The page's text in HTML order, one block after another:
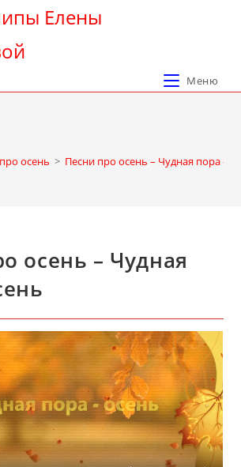
Елены
Меню
осень > Песни про осень – Чудная пора –
осень – Чудная